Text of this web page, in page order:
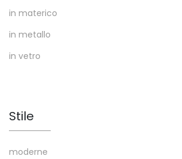
in materico
in metallo
in vetro
Stile
moderne